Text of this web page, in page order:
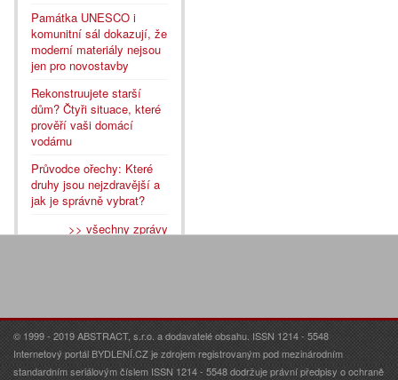
Památka UNESCO i
komunitní sál dokazují, že
moderní materiály nejsou
jen pro novostavby
Rekonstruujete starší
dům? Čtyři situace, které
prověří vaši domácí
vodárnu
Průvodce ořechy: Které
druhy jsou nejzdravější a
jak je správně vybrat?
>> všechny zprávy
© 1999 - 2019 ABSTRACT, s.r.o. a dodavatelé obsahu. ISSN 1214 - 5548
Internetový portál BYDLENÍ.CZ je zdrojem registrovaným pod mezinárodním
standardním seriálovým číslem ISSN 1214 - 5548 dodržuje právní předpisy o ochraně